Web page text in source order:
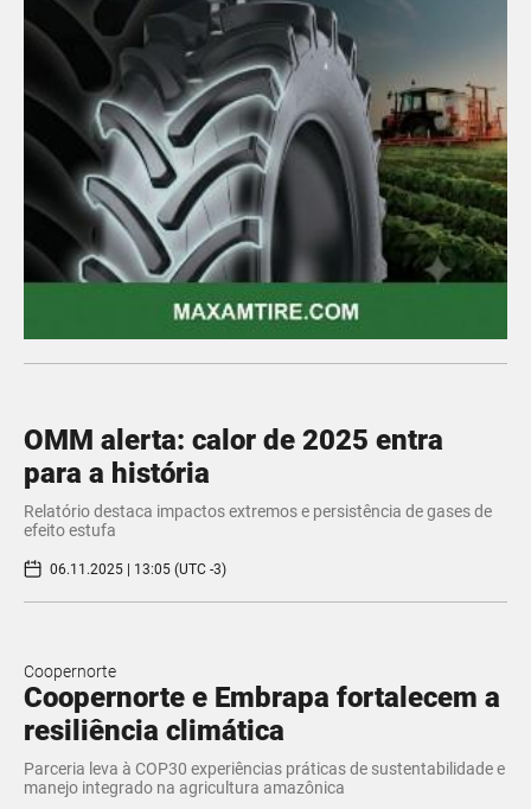
OMM alerta: calor de 2025 entra
para a história
Relatório destaca impactos extremos e persistência de gases de
efeito estufa
06.11.2025 | 13:05 (UTC -3)
Coopernorte
Coopernorte e Embrapa fortalecem a
resiliência climática
Parceria leva à COP30 experiências práticas de sustentabilidade e
manejo integrado na agricultura amazônica